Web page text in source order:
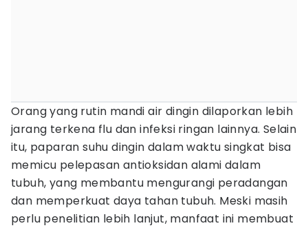
Orang yang rutin mandi air dingin dilaporkan lebih
jarang terkena flu dan infeksi ringan lainnya. Selain
itu, paparan suhu dingin dalam waktu singkat bisa
memicu pelepasan antioksidan alami dalam
tubuh, yang membantu mengurangi peradangan
dan memperkuat daya tahan tubuh. Meski masih
perlu penelitian lebih lanjut, manfaat ini membuat